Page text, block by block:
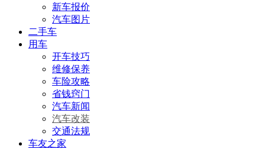
新车报价
汽车图片
二手车
用车
开车技巧
维修保养
车险攻略
省钱窍门
汽车新闻
汽车改装
交通法规
车友之家